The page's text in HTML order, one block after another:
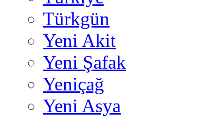
Türkgün
Yeni Akit
Yeni Şafak
Yeniçağ
Yeni Asya